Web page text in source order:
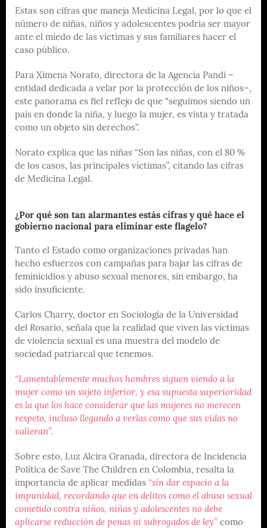
Estas son cifras que maneja Medicina Legal, por lo que el
número de niñas, niños y adolescentes podría ser mayor
ante el miedo de las víctimas y sus familiares hacer el
caso público.
Para Ximena Norato, directora de la Agencia Pandi –
entidad dedicada a velar por la protección de los niños–,
este panorama es fiel reflejo de que “seguimos siendo un
país en donde la niña, y luego la mujer, es vista y tratada
como un objeto sin derechos”.
Norato explica que las niñas “Son las niñas, con el 80 %
de los casos, las principales víctimas”, citando las cifras
de Medicina Legal.
¿Por qué son tan alarmantes estás cifras y qué hace el
gobierno nacional para eliminar este flagelo?
Tanto el Estado como organizaciones privadas han
hecho esfuerzos con campañas para bajar las cifras de
feminicidios y abuso sexual menores, sin embargo, ha
sido insuficiente.
Carlos Charry, doctor en Sociología de la Universidad
del Rosario, señala que la realidad que viven las víctimas
de violencia sexual es una muestra del modelo de
sociedad patriarcal que tenemos.
“Lamentablemente muchos hombres siguen viendo a la
mujer como un sujeto inferior, y esa supuesta superioridad
es la que los hace considerar que las mujeres no merecen
respeto, incluso llegando a verlas como que sus vidas no
valieran”.
Sobre esto, Luz Alcira Granada, directora de Incidencia
Política de Save The Children en Colombia, resalta la
importancia de aplicar medidas “sin dar espacio a la
impunidad, recordando que en delitos como el abuso sexual
cometido contra niños, niñas y adolescentes no debe
aplicarse reducción de penas ni subrogados de ley” como